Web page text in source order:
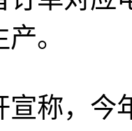
。
，今